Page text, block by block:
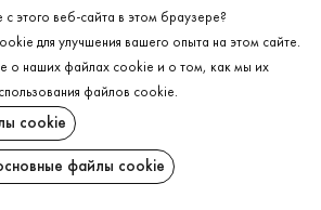
В составе — дышащий хлопок, который
комфорта даже в самые жаркие дни.
актуального кроя может стать
вашего гардероба, вдохновляющей
этого веб-сайта в этом браузере?
для улучшения вашего опыта на этом сайте.
о наших файлах cookie и о том, как мы их
файлов cookie.
cookie
файлы cookie